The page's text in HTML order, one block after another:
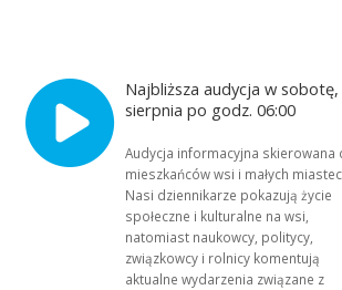
Najbliższa audycja w sobotę,
sierpnia po godz. 06:00
Audycja informacyjna skierowana
mieszkańców wsi i małych
Nasi dziennikarze pokazują życie
społeczne i kulturalne na wsi,
natomiast naukowcy, politycy,
związkowcy i rolnicy komentują
aktualne wydarzenia związane z